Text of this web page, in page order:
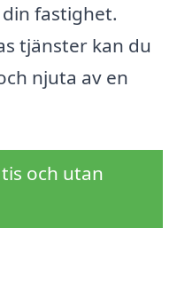
fastighet.
tjänster kan du
njuta av en
och utan